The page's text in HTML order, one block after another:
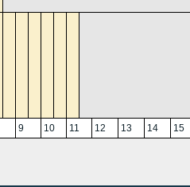
9 10 11 12 13 14 15